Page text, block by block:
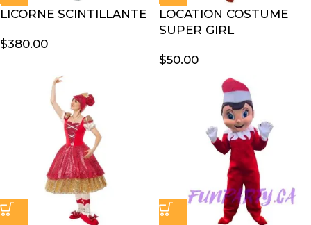
LICORNE SCINTILLANTE
$380.00
LOCATION COSTUME
SUPER GIRL
$50.00